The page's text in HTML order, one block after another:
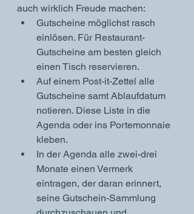
auch wirklich Freude machen:
Gutscheine möglichst rasch
einlösen. Für Restaurant-
Gutscheine am besten gleich
einen Tisch reservieren.
Auf einem Post-it-Zettel alle
Gutscheine samt Ablaufdatum
notieren. Diese Liste in die
Agenda oder ins Portemonnaie
kleben.
In der Agenda alle zwei-drei
Monate einen Vermerk
eintragen, der daran erinnert,
seine Gutschein-Sammlung